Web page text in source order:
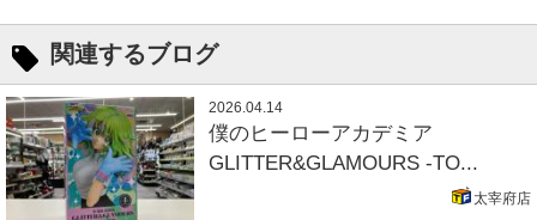
関連するブログ
2026.04.14
僕のヒーローアカデミア
GLITTER&GLAMOURS -TO...
太宰府店